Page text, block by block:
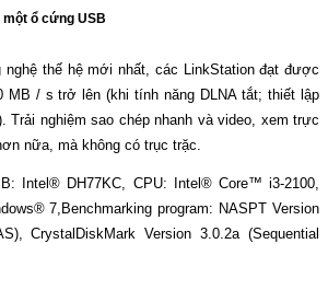
ổ cứng USB
thế hệ mới nhất, các LinkStation đạt được
MB / s trở lên (khi tính năng DLNA tắt; thiết lập
Trải nghiệm sao chép nhanh và video, xem trực
nữa, mà không có trục trặc.
Intel® DH77KC, CPU: Intel® Core™ i3-2100,
7,Benchmarking program: NASPT Version
CrystalDiskMark Version 3.0.2a (Sequential